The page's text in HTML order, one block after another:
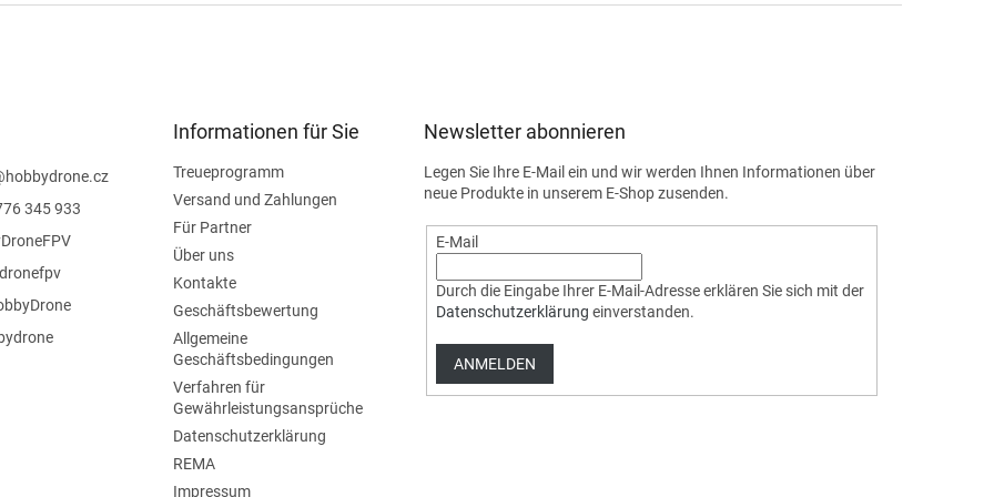
hobbydrone.cz
345 933
Informationen für Sie
Treueprogramm
Versand und Zahlungen
Für Partner
Über uns
Kontakte
Geschäftsbewertung
Allgemeine
Geschäftsbedingungen
Verfahren für
Gewährleistungsansprüche
Datenschutzerklärung
REMA
Impressum
Newsletter abonnieren
Legen Sie Ihre E-Mail ein und wir werden Ihnen Informationen über
neue Produkte in unserem E-Shop zusenden.
E-Mail
Durch die Eingabe Ihrer E-Mail-Adresse erklären Sie sich mit der
Datenschutzerklärung einverstanden.
ANMELDEN